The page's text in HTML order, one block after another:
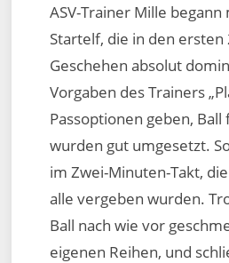
ASV-Trainer Mille
Startelf, die in den ersten
Geschehen absolut
Vorgaben des Trainers
Passoptionen geben, Ball
wurden gut umgesetzt.
im Zwei-Minuten-Takt,
alle vergeben wurden.
Ball nach wie vor
eigenen Reihen, und